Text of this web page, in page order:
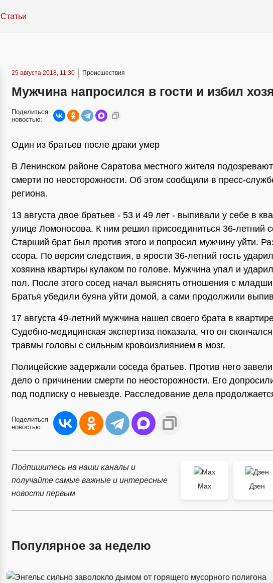
Статьи
25 августа 2018, 11:30 Происшествия
Мужчина напросился в гости и избил
Поделиться
новостью:
Один из братьев после драки умер
В Ленинском районе Саратова местного жителя
смерти по неосторожности. Об этом сообщили в пресс-
региона.
13 августа двое братьев - 53 и 49 лет - выпивали у себе в
улице Ломоносова. К ним решил присоединиться 36-летний
Старший брат был против этого и попросил мужчину уйти.
ссора. По версии следствия, в ярости 36-летний гость
хозяина квартиры кулаком по голове. Мужчина упал и
пол. После этого сосед начал выяснять отношения с
Братья убедили буяна уйти домой, а сами продолжили
17 августа 49-летний мужчина нашел своего брата в
Судебно-медицинская экспертиза показала, что он
травмы головы с сильным кровоизлиянием в мозг.
Полицейские задержали соседа братьев. Против него
дело о причинении смерти по неосторожности. Его
под подписку о невыезде. Расследование дела
Поделиться
новостью:
Подпишитесь на наши каналы и
получайте самые важные и интересные
новости первым
Max Дзен
Популярное за неделю